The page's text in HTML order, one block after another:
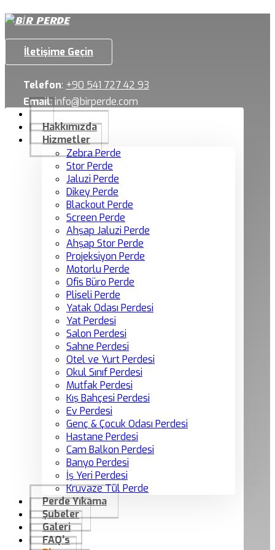
İletişime Geçin
Telefon: +90 541 727 42 93
Email:info@birperde.com
Hakkımızda
Hizmetler
Zebra Perde
Stor Perde
Jaluzi Perde
Dikey Perde
Blackout Perde
Screen Perde
Ahşap Jaluzi Perde
Ahşap Stor Perde
Projeksiyon Perde
Motorlu Perde
Ofis Büro Perde
Pliseli Perde
Yatak Odası Perdesi
Yat Perdesi
Salon Perdesi
Sahne Perdesi
Otel ve Yurt Perdesi
Okul Sınıf Perdesi
Mutfak Perdesi
Kış Bahçesi Perdesi
Ev Perdesi
Genç & Çocuk Odası Perdesi
Hastane Perdesi
Cam Balkon Perdesi
Banyo Perdesi
İş Yeri Perdesi
Kruvaze Tül Perde
Perde Yıkama
Şubeler
Galeri
FAQ’s